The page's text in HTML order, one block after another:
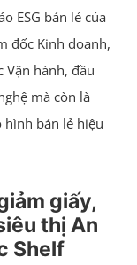
ESG bán lẻ của
đốc Kinh doanh,
Vận hành, đầu
mà còn là
bán lẻ hiệu
giấy,
thị An
Shelf